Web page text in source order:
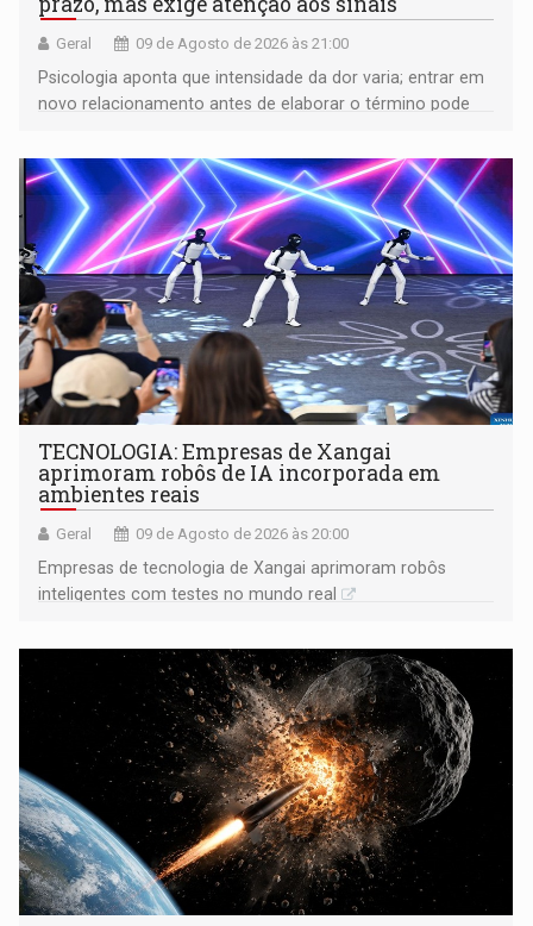
Geral 09 de Agosto de 2026 às 21:00
Psicologia aponta que intensidade da dor varia; entrar em
novo relacionamento antes de elaborar o término pode
TECNOLOGIA: Empresas de Xangai
aprimoram robôs de IA incorporada em
ambientes reais
Geral 09 de Agosto de 2026 às 20:00
Empresas de tecnologia de Xangai aprimoram robôs
inteligentes com testes no mundo real